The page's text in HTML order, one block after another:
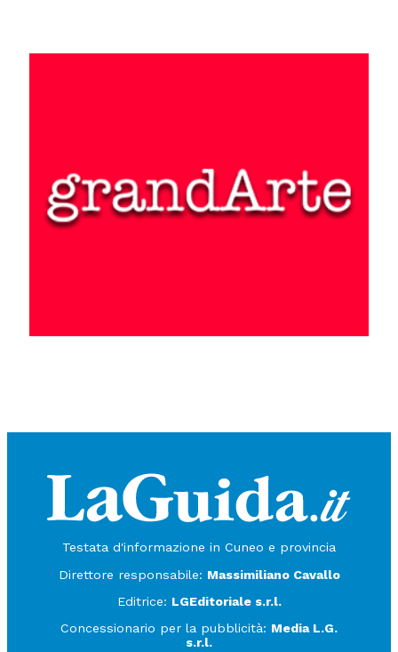
Testata d'informazione in Cuneo e provincia
Direttore responsabile: Massimiliano Cavallo
Editrice: LGEditoriale s.r.l.
Concessionario per la pubblicità: Media L.G.
s.r.l.